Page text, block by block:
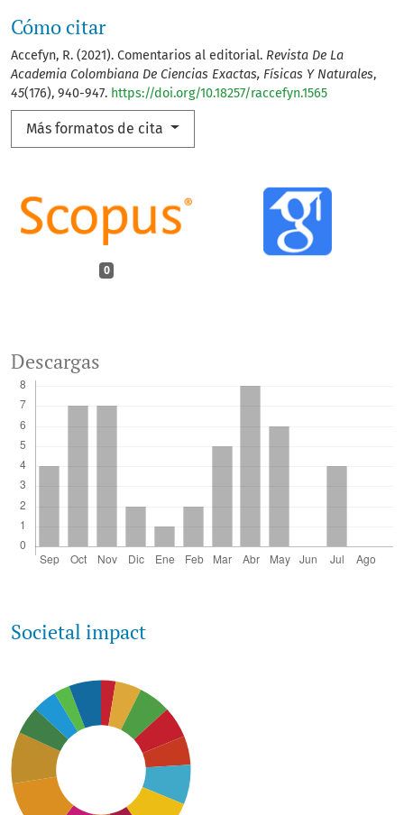
Cómo citar
Accefyn, R. (2021). Comentarios al editorial. Revista De La
Academia Colombiana De Ciencias Exactas, Físicas Y Naturales,
45(176), 940-947. https://doi.org/10.18257/raccefyn.1565
Más formatos de cita
0
Descargas
Societal impact